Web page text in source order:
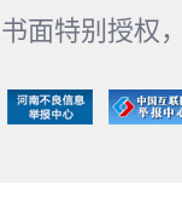
面特别授权